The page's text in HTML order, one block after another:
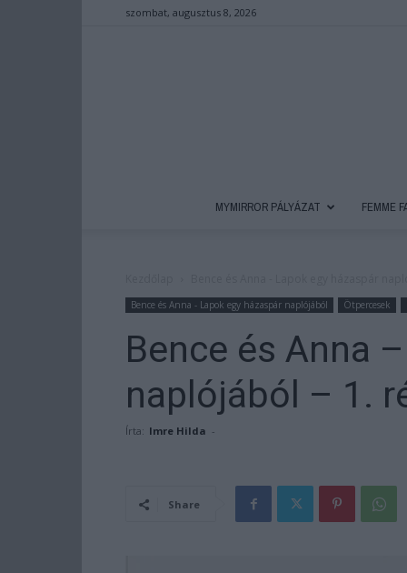
szombat, augusztus 8, 2026
MYMIRROR PÁLYÁZAT FEMME
Bence és Anna - Lapok egy házaspár naplójából Ötpercesek
Bence és Anna
naplójából – 1.
Írta: Imre Hilda -
Share